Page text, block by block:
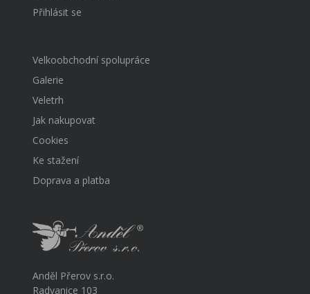
Přihlásit se
Velkoobchodní spolupráce
Galerie
Veletrh
Jak nakupovat
Cookies
Ke stažení
Doprava a platba
Anděl Přerov s.r.o.
Radvanice 103